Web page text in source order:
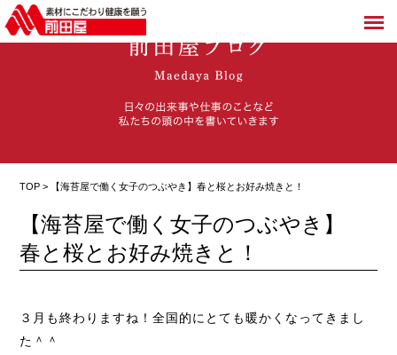
TOP > 【海苔屋で働く女子のつぶやき】春と桜とお好み焼きと！
【海苔屋で働く女子のつぶやき】
春と桜とお好み焼きと！
３月も終わりますね！全国的にとても暖かくなってきまし
た＾＾